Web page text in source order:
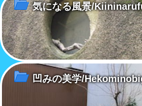
気になる風景/
凹みの美学/